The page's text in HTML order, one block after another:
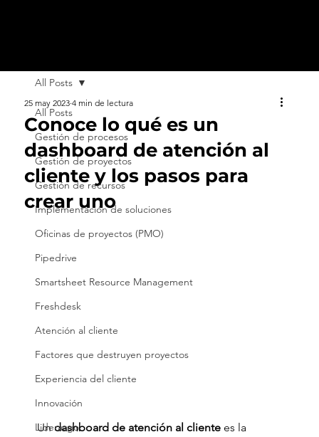
All Posts
Gestión de procesos
Gestión de proyectos
Gestión de recursos
Implementación de soluciones
Oficinas de proyectos (PMO)
Pipedrive
Smartsheet Resource Management
Freshdesk
Atención al cliente
Factores que destruyen proyectos
Experiencia del cliente
Innovación
Liderazgo
All Posts
Conoce lo qué es un
dashboard de atención al
cliente y los pasos para
crear uno
25 may 2023 4 min de lectura
Un dashboard de atención al cliente es la